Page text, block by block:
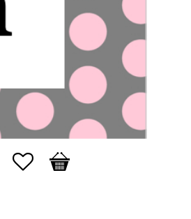
Favoriter
Kundvagn